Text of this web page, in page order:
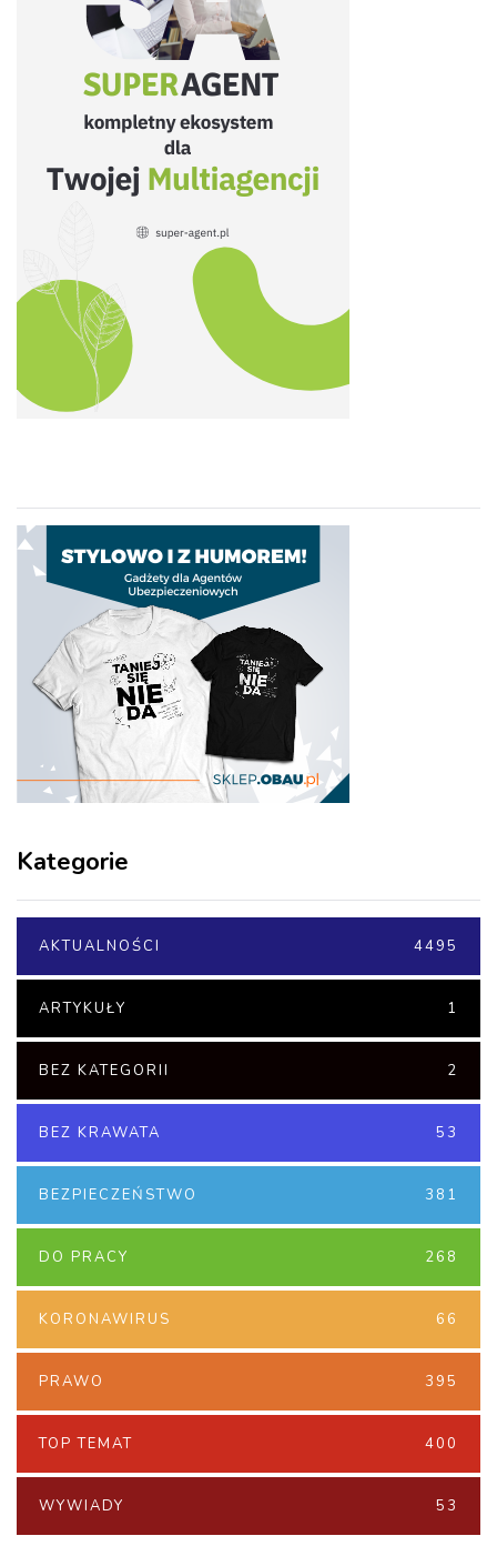
Kategorie
AKTUALNOŚCI 4495
ARTYKUŁY 1
BEZ KATEGORII 2
BEZ KRAWATA 53
BEZPIECZEŃSTWO 381
DO PRACY 268
KORONAWIRUS 66
PRAWO 395
TOP TEMAT 400
WYWIADY 53